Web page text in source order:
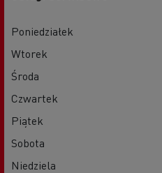
Poniedziałek
Wtorek
Środa
Czwartek
Piątek
Sobota
Niedziela